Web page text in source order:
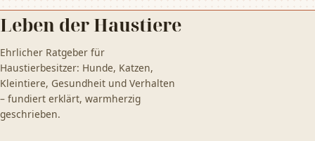
Leben der Haustiere
Ehrlicher Ratgeber für
Haustierbesitzer: Hunde, Katzen,
Kleintiere, Gesundheit und Verhalten
– fundiert erklärt, warmherzig
geschrieben.